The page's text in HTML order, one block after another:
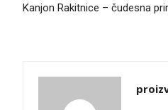
Kanjon Rakitnice – čudesna